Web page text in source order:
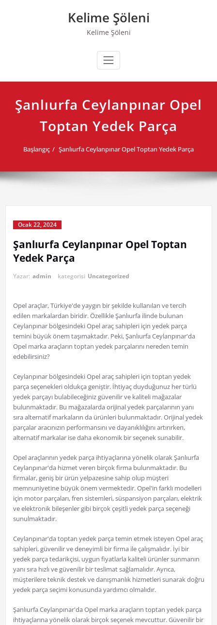
Kelime Şöleni
Kelime Şöleni
Şanlıurfa Ceylanpınar Opel
Toptan Yedek Parça
Başlangıç Şanlıurfa Ceylanpınar Opel Toptan Yedek Parça
Ocak 22, 2024
Şanlıurfa Ceylanpınar Opel Toptan
Yedek Parça
Yazar: admin kategorisi Uncategorized
Opel araçlar, Türkiye'de yaygın bir şekilde kullanılan ve tercih
edilen markalardan biridir. Özellikle Şanlıurfa ilinde bulunan
Ceylanpınar bölgesindeki Opel araç sahipleri için yedek parça
temini büyük önem taşımaktadır. Peki, Şanlıurfa Ceylanpınar'da
Opel marka araçların toptan yedek parçalarını nereden temin
edebilirsiniz?
Ceylanpınar bölgesindeki Opel araç sahipleri için toptan yedek
parça seçenekleri oldukça geniştir. İhtiyaç duyduğunuz her türlü
yedek parçayı bulabileceğiniz güvenilir ve kaliteli mağazalar
bulunmaktadır. Bu mağazalarda orijinal yedek parçalarının yanı
sıra alternatif markaların da ürünleri bulunmaktadır. Orijinal yedek
parçalar aracınızın performansını ve dayanıklılığını artırırken,
alternatif markalar ise daha ekonomik bir seçenek sunabilir.
Opel araçlarının yedek parça ihtiyaçlarına yönelik olarak Şanlıurfa
Ceylanpınar'da hizmet veren birçok firma bulunmaktadır. Bu
firmalar, geniş bir ürün yelpazesine sahip olup müşteri
memnuniyetine büyük önem vermektedir. Opel'in farklı modelleri
için motor parçaları, fren sistemleri, süspansiyon parçaları, elektrik
ve elektronik bileşenler gibi birçok çeşitli yedek parça seçeneği
sunulmaktadır.
Ceylanpınar'da toptan yedek parça temin etmek isteyen Opel araç
sahipleri, güvenilir ve deneyimli bir firma ile çalışmalıdır. İyi bir
yedek parça tedarikçisi, uygun fiyatlarla kaliteli ürünler sunmanın
yanı sıra hızlı ve güvenilir bir teslimat sağlamalıdır. Ayrıca,
müşterilere teknik destek ve danışmanlık hizmetleri sunarak doğru
yedek parça seçimi konusunda yardımcı olmalıdır.
Şanlıurfa Ceylanpınar'da Opel marka araçların toptan yedek parça
ihtiyaçlarına yönelik olarak birçok seçenek mevcuttur. Güvenilir bir